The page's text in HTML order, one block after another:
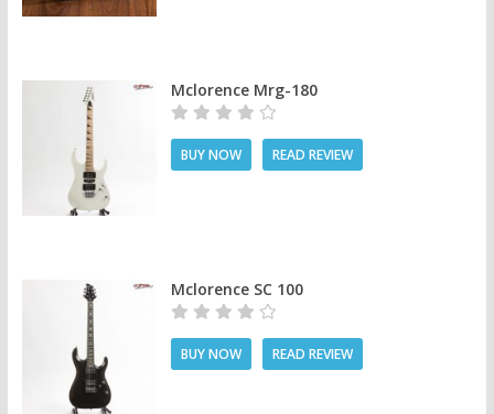
Mclorence Mrg-180
BUY NOW READ REVIEW
Mclorence SC 100
BUY NOW READ REVIEW